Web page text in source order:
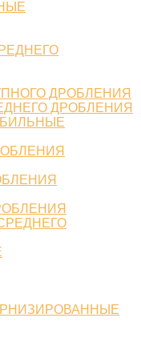
ДРОБЛЕНИЯ
ДРОБЛЕНИЯ